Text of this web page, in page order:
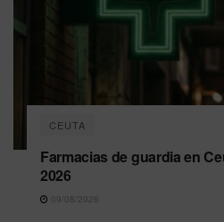
CEUTA
Farmacias de guardia en
2026
09/08/2026